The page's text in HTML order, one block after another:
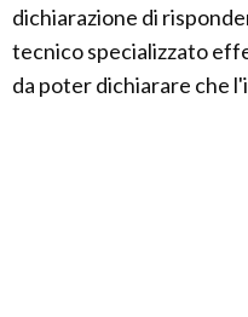
dichiarazione di
tecnico specializzato
da poter dichiarare che